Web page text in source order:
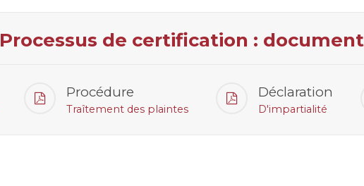
Processus de certification :
Procédure
Traîtement des plaintes
Déclaration
D'impartialité